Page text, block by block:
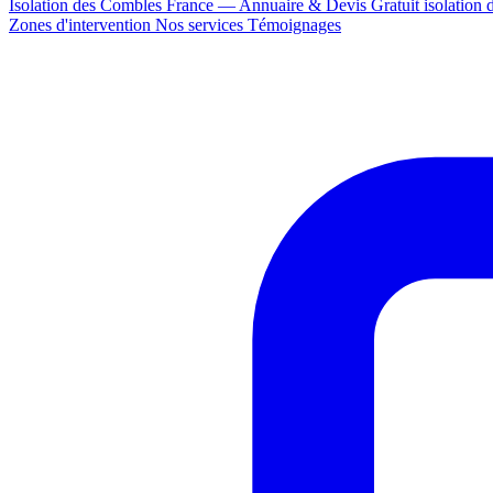
Isolation des Combles France — Annuaire & Devis Gratuit isolation
Zones d'intervention Nos services Témoignages